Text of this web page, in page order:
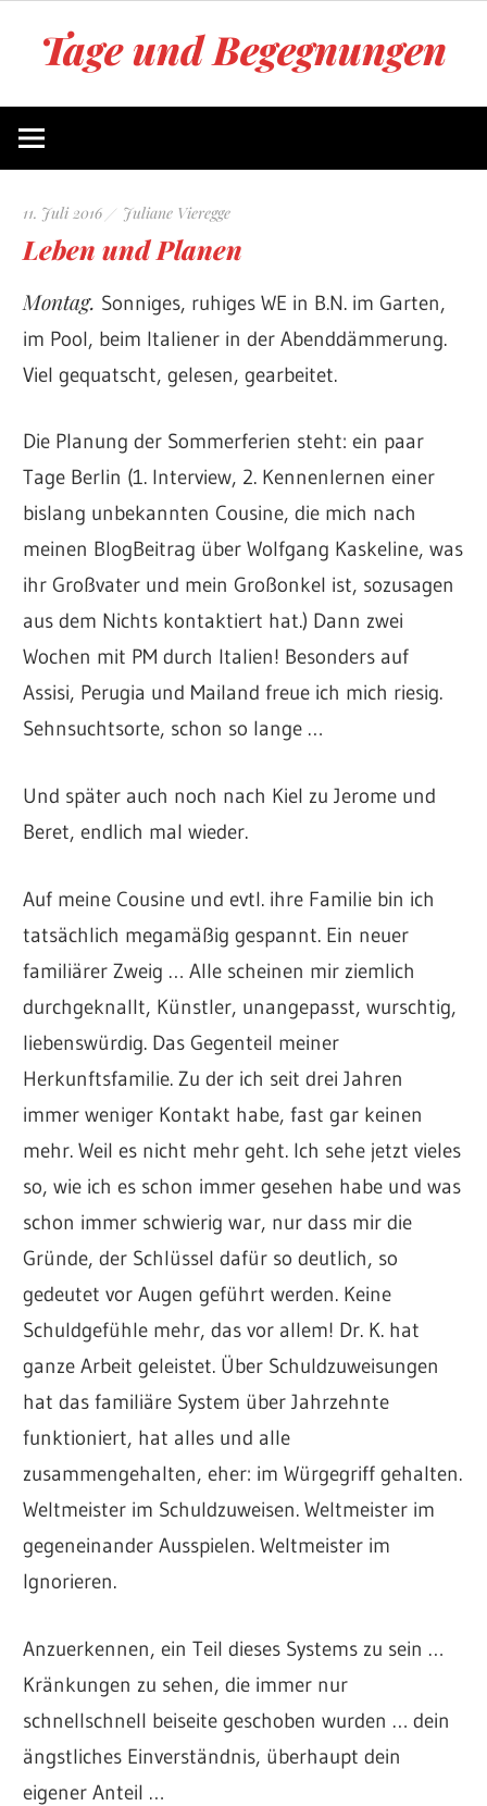
Tage und Begegnungen
von
11. Juli 2016 Juliane Vieregge
Leben und Planen
Montag. Sonniges, ruhiges WE in B.N. im Garten,
im Pool, beim Italiener in der Abenddämmerung.
Viel gequatscht, gelesen, gearbeitet.
Die Planung der Sommerferien steht: ein paar
Tage Berlin (1. Interview, 2. Kennenlernen einer
bislang unbekannten Cousine, die mich nach
meinen BlogBeitrag über Wolfgang Kaskeline, was
ihr Großvater und mein Großonkel ist, sozusagen
aus dem Nichts kontaktiert hat.) Dann zwei
Wochen mit PM durch Italien! Besonders auf
Assisi, Perugia und Mailand freue ich mich riesig.
Sehnsuchtsorte, schon so lange …
Und später auch noch nach Kiel zu Jerome und
Beret, endlich mal wieder.
Auf meine Cousine und evtl. ihre Familie bin ich
tatsächlich megamäßig gespannt. Ein neuer
familiärer Zweig … Alle scheinen mir ziemlich
durchgeknallt, Künstler, unangepasst, wurschtig,
liebenswürdig. Das Gegenteil meiner
Herkunftsfamilie. Zu der ich seit drei Jahren
immer weniger Kontakt habe, fast gar keinen
mehr. Weil es nicht mehr geht. Ich sehe jetzt vieles
so, wie ich es schon immer gesehen habe und was
schon immer schwierig war, nur dass mir die
Gründe, der Schlüssel dafür so deutlich, so
gedeutet vor Augen geführt werden. Keine
Schuldgefühle mehr, das vor allem! Dr. K. hat
ganze Arbeit geleistet. Über Schuldzuweisungen
hat das familiäre System über Jahrzehnte
funktioniert, hat alles und alle
zusammengehalten, eher: im Würgegriff gehalten.
Weltmeister im Schuldzuweisen. Weltmeister im
gegeneinander Ausspielen. Weltmeister im
Ignorieren.
Anzuerkennen, ein Teil dieses Systems zu sein …
Kränkungen zu sehen, die immer nur
schnellschnell beiseite geschoben wurden … dein
ängstliches Einverständnis, überhaupt dein
eigener Anteil …